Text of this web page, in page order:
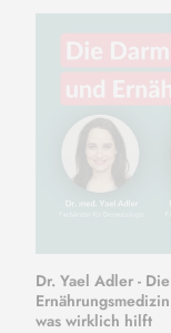
Dr. Yael Adler -
was wirklich hilft